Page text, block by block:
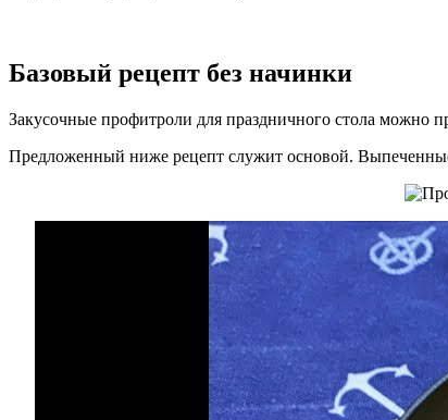
Базовый рецепт без начинки
Закусочные профитроли для праздничного стола можно
Предложенный ниже рецепт служит основой.